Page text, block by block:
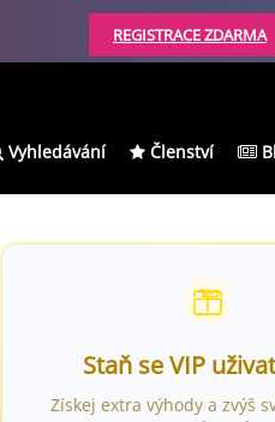
REGISTRACE ZDARMA
Vyhledávání Členství
Staň se VIP
Získej extra výhody a zvýš